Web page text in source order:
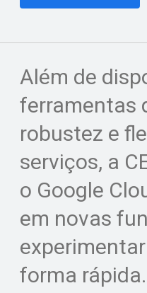
Além de
ferramentas
robustez e
serviços, a
o Google
em novas
forma rápida.